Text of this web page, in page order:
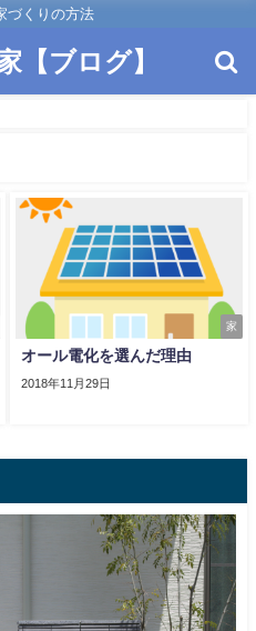
づくりの方法
【ブログ】
家
オール電化を選んだ理由
2018年11月29日